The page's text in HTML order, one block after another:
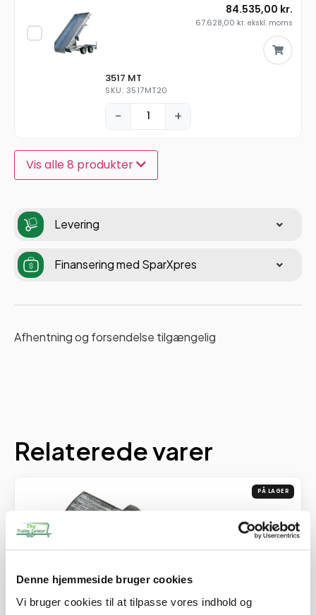
Denne hjemmeside bruger cookies
Vi bruger cookies til at tilpasse vores indhold og
3517 MT
SKU: 3517MT20
− +
84.535,00 kr.
67.628,00 kr. ekskl. moms
Vis alle 8 produkter
Levering
Finansering med SparXpres
Afhentning og forsendelse tilgængelig
Relaterede varer
PÅ LAGER